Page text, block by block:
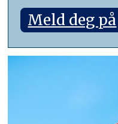
Meld deg på